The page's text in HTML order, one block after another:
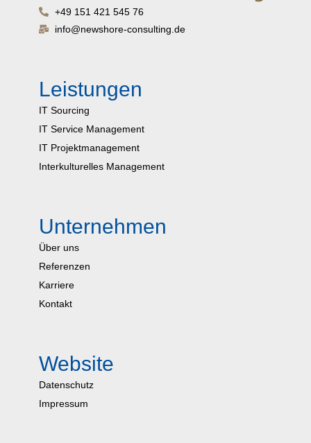
+49 151 421 545 76
info@newshore-consulting.de
Leistungen
IT Sourcing
IT Service Management
IT Projektmanagement
Interkulturelles Management
Unternehmen
Über uns
Referenzen
Karriere
Kontakt
Website
Datenschutz
Impressum